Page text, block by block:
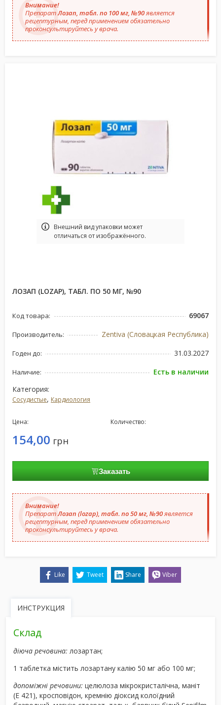
Внимание!
ПрепаратЛозап, табл. по 100 мг, №90является
рецептурным, перед применением обязательно
проконсультируйтесь у врача.
Bнешний вид упаковки может
отличаться от изображённого.
ЛОЗАП (LOZAP), ТАБЛ. ПО 50 МГ, №90
Код товара: 69067
Производитель: Zentiva (Словацкая Республика)
Годен до: 31.03.2027
Наличие:
Есть в наличии
Категория:
Сосудистые, Кардиология
Цена:
154,00 грн
Количество:
Заказать
Внимание!
ПрепаратЛозап (lozap), табл. по 50 мг, №90является
рецептурным, перед применением обязательно
проконсультируйтесь у врача.
Like Tweet Share Viber
ИНСТРУКЦИЯ
Склад
діюча речовина: лозартан;
1 таблетка містить лозартану калію 50 мг або 100 мг;
допоміжні речовини: целюлоза мікрокристалічна, маніт
(Е 421), кросповідон, кремнію діоксид колоїдний